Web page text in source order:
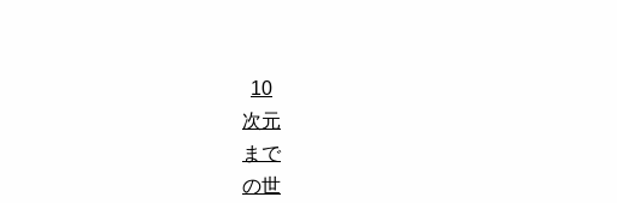
10
次元
まで
の世